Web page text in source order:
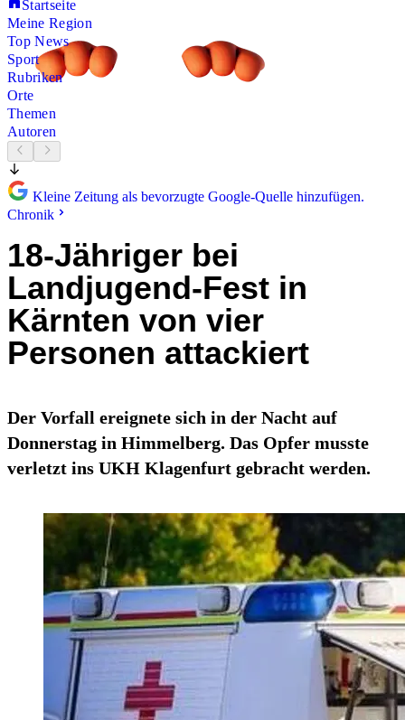
Startseite
Meine Region
Top News
Sport
Rubriken
Orte
Themen
Autoren
Kleine Zeitung als bevorzugte Google-Quelle hinzufügen.
Chronik
18-Jähriger bei
Landjugend-Fest in
Kärnten von vier
Personen attackiert
Der Vorfall ereignete sich in der Nacht auf
Donnerstag in Himmelberg. Das Opfer musste
verletzt ins UKH Klagenfurt gebracht werden.